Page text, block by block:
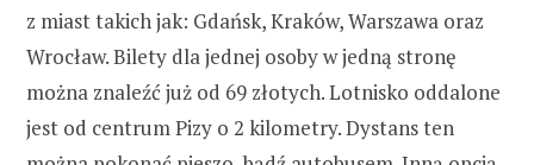
z miast takich jak: Gdańsk, Kraków, Warszawa oraz
Wrocław. Bilety dla jednej osoby w jedną stronę
można znaleźć już od 69 złotych. Lotnisko oddalone
jest od centrum Pizy o 2 kilometry. Dystans ten